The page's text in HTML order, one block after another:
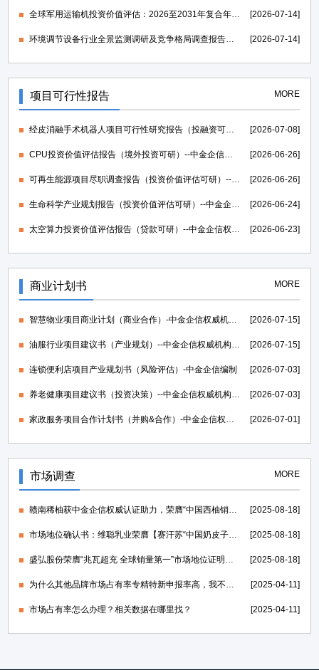
全球军用运输机投资价值评估：2026至2031年复合年均增长率维持在1.39%-中金企信发布 [2026-07-14]
环境调节设备行业全景监测调研及竞争格局调查报告（可定制）-中金企信发布 [2026-07-14]
项目可行性报告 MORE
经皮消融手术机器人项目可行性研究报告（投融资可研）--中金企信权威机构编制 [2026-07-08]
CPU投资价值评估报告（境外投资可研）--中金企信权威机构编制 [2026-06-26]
可再生能源项目尽职调查报告（投资价值评估可研）--中金企信权威机构编制 [2026-06-26]
生命科学产业规划报告（投资价值评估可研）--中金企信权威机构编制 [2026-06-24]
太空算力投资价值评估报告（贷款可研）--中金企信权威机构编制 [2026-06-23]
商业计划书 MORE
智慧物业项目商业计划（商业合作）-中金企信权威机构编制 [2026-07-15]
油服行业项目建议书（产业规划）--中金企信权威机构编制 [2026-07-15]
连锁便利店项目产业规划书（风险评估）-中金企信编制 [2026-07-03]
养老健康项目建议书（投资决策）--中金企信权威机构编制 [2026-07-03]
家政服务项目合作计划书（并购&合作）-中金企信权威机构编制 [2026-07-01]
市场调查 MORE
赣南稀柚获中金企信权威认证助力，荣膺“中国西柚销量第一”证明 [2025-08-18]
市场地位确认书：维聪乳业荣膺【赛汗苏“中国奶皮子老酸奶开创者”】 [2025-08-18]
盛弘股份荣膺“兆瓦超充 全球销量第一”市场地位证明，打造世界一流的电力能源科技创新IP [2025-08-18]
为什么其他品牌市场占有率专精特新申报率高，我不行？ [2025-04-11]
市场占有率怎么办理？相关数据在哪里找？ [2025-04-11]